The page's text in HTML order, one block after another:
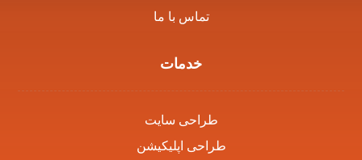
تماس با ما
خدمات
طراحی سایت
طراحی اپلیکیشن